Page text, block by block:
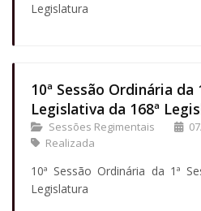
Legislatura
10ª Sessão Ordinária da
Legislativa da 168ª
Sessões Regimentais
Realizada
10ª Sessão Ordinária da 1ª
Legislatura